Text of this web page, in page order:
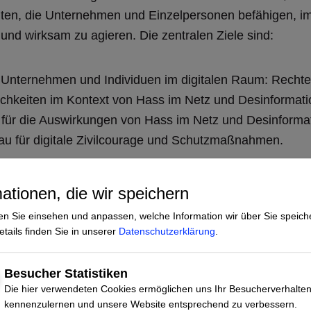
die Unternehmen und Einzelpersonen befähigen,
wirksam zu agieren. Die zentralen Ziele sind:
und Individuen im digitalen Raum:
im Kontext von Hass im Netz und
die Auswirkungen von Hass im Netz und
für digitale Zivilcourage und Schutzmaßnahmen.
Angebot
vor Ort
Orientierung geben, Handlungskompetenzen
für ganze Teams oder Abteilungen (z. B.
die wir speichern
Sie einsehen und anpassen, welche Information wir über Sie
finden Sie in unserer Datenschutzerklärung
Besucher Statistiken
Die hier verwendeten Cookies ermöglichen uns Ihr Besucherverhalten
kennenzulernen und unsere Website entsprechend zu verbessern.